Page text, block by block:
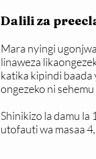
Dalili za
Mara nyingi
linaweza
katika kipindi baada
ongezeko ni
Shinikizo la damu
utofauti wa masaa